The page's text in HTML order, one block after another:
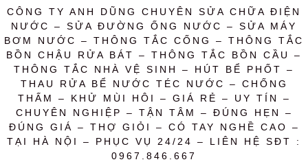
CÔNG TY ANH DŨNG CHUYÊN SỬA CHỮA ĐIỆN
NƯỚC – SỬA ĐƯỜNG ỐNG NƯỚC – SỬA MÁY
BƠM NƯỚC – THÔNG TẮC CỐNG – THÔNG TẮC
BỒN CHẬU RỬA BÁT – THÔNG TẮC BỒN CẦU –
THÔNG TẮC NHÀ VỆ SINH – HÚT BỂ PHỐT –
THAU RỬA BỂ NƯỚC TÉC NƯỚC – CHỐNG
THẤM – KHỬ MÙI HÔI – GIÁ RẺ – UY TÍN –
CHUYÊN NGHIỆP – TẬN TÂM – ĐÚNG HẸN –
ĐÚNG GIÁ – THỢ GIỎI – CÓ TAY NGHỀ CAO –
TẠI HÀ NỘI – PHỤC VỤ 24/24 – LIÊN HỆ SĐT :
0967.846.667